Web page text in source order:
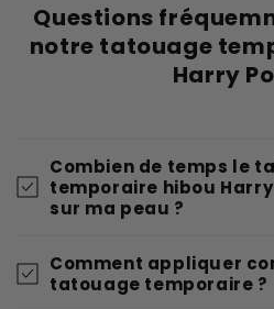
Questions
notre tatouage
Harry
Combien de temps le
temporaire hibou
sur ma peau ?
Comment appliquer
tatouage temporaire ?